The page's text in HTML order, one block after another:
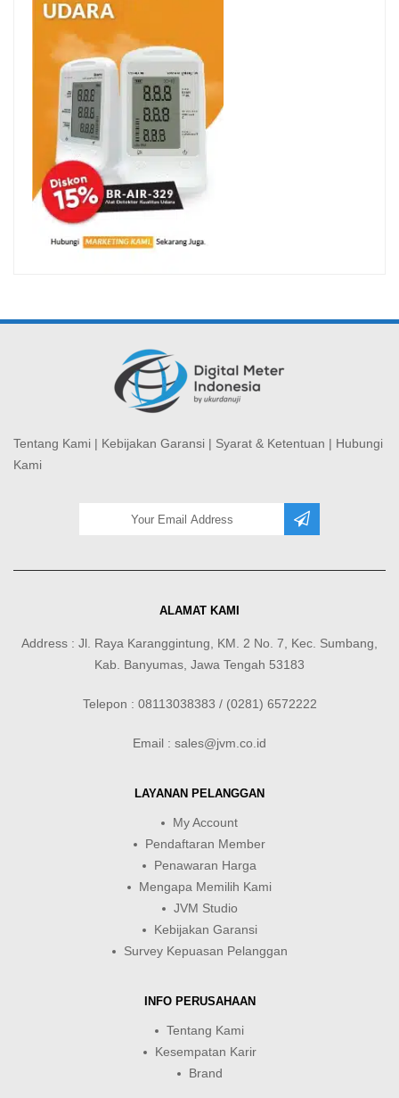
Tentang Kami | Kebijakan Garansi | Syarat & Ketentuan | Hubungi
Kami
ALAMAT KAMI
Address : Jl. Raya Karanggintung, KM. 2 No. 7, Kec. Sumbang,
Kab. Banyumas, Jawa Tengah 53183
Telepon : 08113038383 / (0281) 6572222
Email : sales@jvm.co.id
LAYANAN PELANGGAN
My Account
Pendaftaran Member
Penawaran Harga
Mengapa Memilih Kami
JVM Studio
Kebijakan Garansi
Survey Kepuasan Pelanggan
INFO PERUSAHAAN
Tentang Kami
Kesempatan Karir
Brand